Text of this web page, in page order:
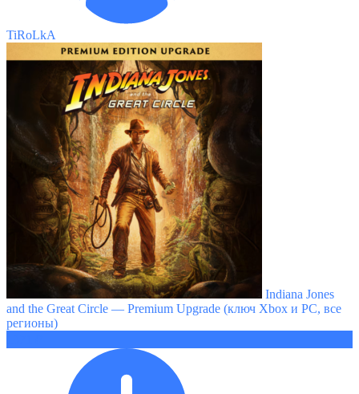
TiRoLkA
Indiana Jones
and the Great Circle — Premium Upgrade (ключ Xbox и PC, все
регионы)